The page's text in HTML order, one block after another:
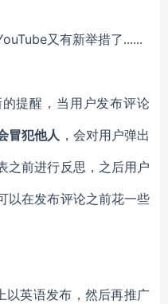
又有新举措了......
的提醒 ，当用户发布评论
冒犯他人 ， 会对用户弹出
之前进行反思 ， 之后用户
以在发布评论之前花一些
以英语发布，然后再推广